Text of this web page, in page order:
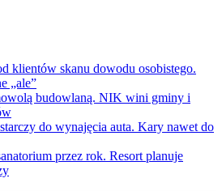
klientów skanu dowodu osobistego.
„ale”
budowlaną. NIK wini gminy i
do wynajęcia auta. Kary nawet do
przez rok. Resort planuje